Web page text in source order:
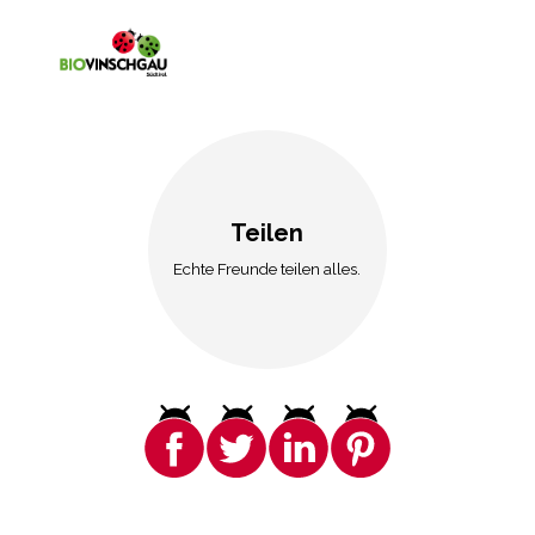
Teilen
Echte Freunde teilen alles.